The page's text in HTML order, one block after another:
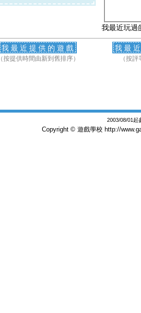
我最近玩過
我最近提供的遊戲
（按提供時間由新到舊排序）
我最
（按
2003/08/01起
Copyright © 遊戲學校 http://